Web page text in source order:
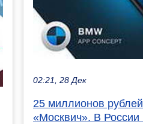
02:21, 28 Дек
25 миллионов
«Москвич». В